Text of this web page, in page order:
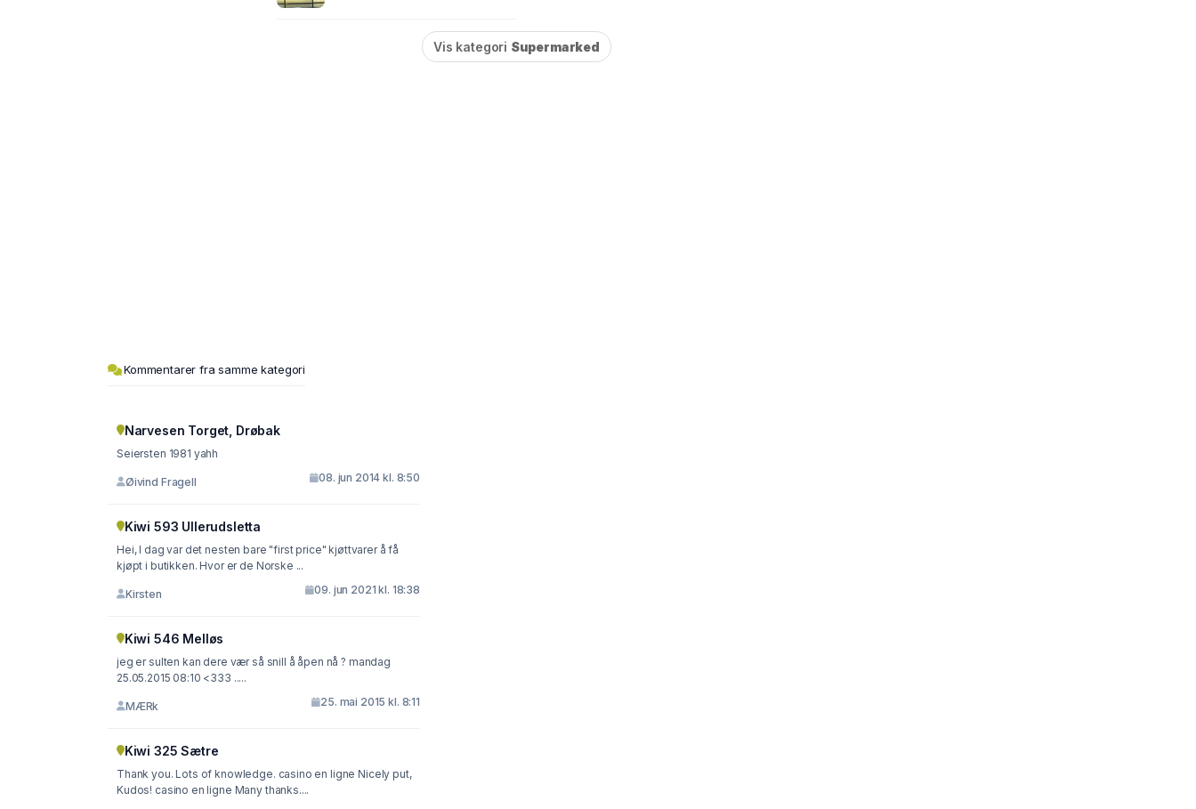
Vis kategori Supermarked
Kommentarer fra samme kategori
Narvesen Torget, Drøbak
Seiersten 1981 yahh
Øivind Fragell 08. jun 2014 kl. 8:50
Kiwi 593 Ullerudsletta
Hei, I dag var det nesten bare "first price" kjøttvarer å få
kjøpt i butikken. Hvor er de Norske ...
Kirsten 09. jun 2021 kl. 18:38
Kiwi 546 Melløs
jeg er sulten kan dere vær så snill å åpen nå ? mandag
25.05.2015 08:10 <333 .....
MÆRk 25. mai 2015 kl. 8:11
Kiwi 325 Sætre
Thank you. Lots of knowledge. casino en ligne Nicely put,
Kudos! casino en ligne Many thanks....